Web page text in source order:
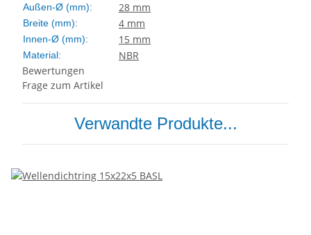
Außen-Ø (mm): 28 mm
Breite (mm): 4 mm
Innen-Ø (mm): 15 mm
Material:
NBR
Bewertungen
Frage zum Artikel
Verwandte Produkte...